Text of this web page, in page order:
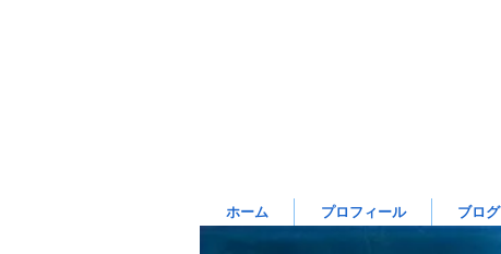
ホーム プロフィール ブログ